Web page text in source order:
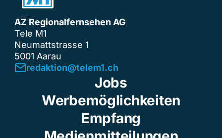
AZ Regionalfernsehen AG
Tele M1
Neumattstrasse 1
5001 Aarau
redaktion@telem1.ch
Jobs
Werbemöglichkeiten
Empfang